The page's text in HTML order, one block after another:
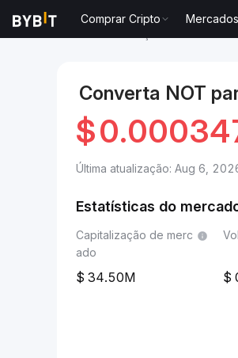
Comprar Cripto Mercados
Converta NOT
$
Última atualização: Aug 6,
Estatísticas do
Capitalização de merc
ado
34.50M